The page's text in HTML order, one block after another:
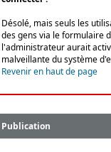
Désolé, mais seuls les
des gens via le formulaire
l'administrateur aurait
malveillante du système
Revenir en haut de page
Publication